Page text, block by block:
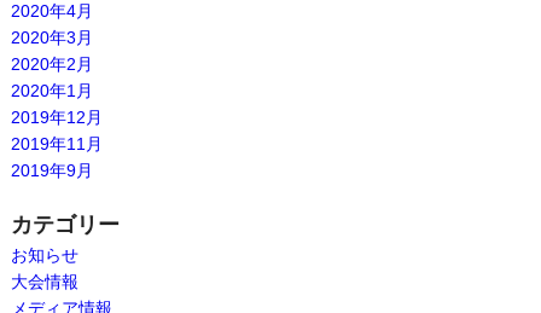
2020年4月
2020年3月
2020年2月
2020年1月
2019年12月
2019年11月
2019年9月
カテゴリー
お知らせ
大会情報
メディア情報